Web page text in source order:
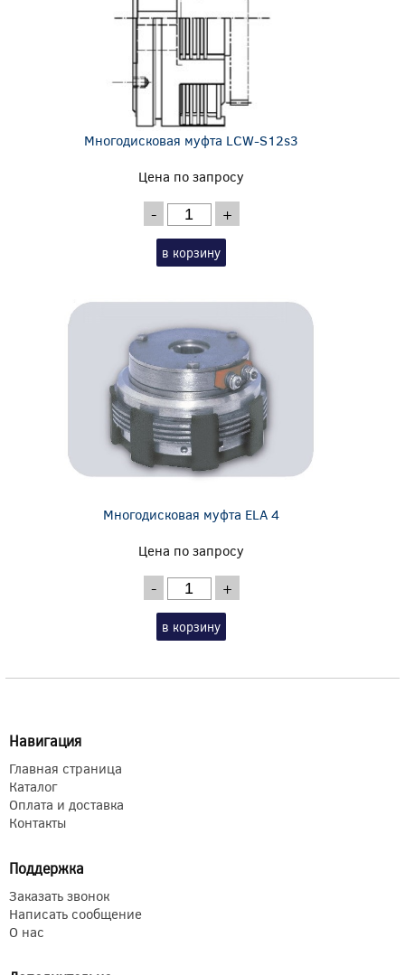
Многодисковая муфта LCW-S12s3
Цена по запросу
- +
в корзину
Многодисковая муфта ELA 4
Цена по запросу
- +
в корзину
Навигация
Главная страница
Каталог
Оплата и доставка
Контакты
Поддержка
Заказать звонок
Написать сообщение
О нас